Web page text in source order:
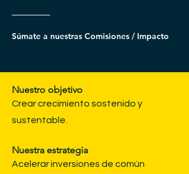
Súmate a nuestras Comisiones / Impacto
Nuestro objetivo
​Crear crecimiento sostenido y
sustentable.
Nuestra estrategia
Acelerar inversiones de común